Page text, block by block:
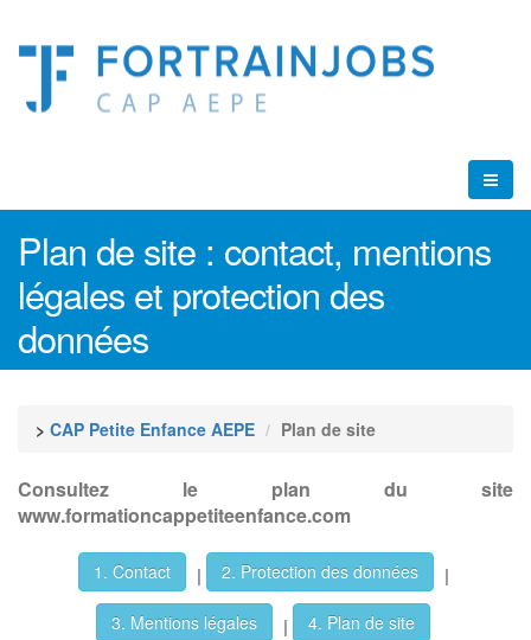
Plan de site : contact, mentions
légales et protection des
données
> CAP Petite Enfance AEPE Plan de site
Consultez le plan du site
www.formationcappetiteenfance.com
1. Contact | 2. Protection des données
|
3. Mentions légales
| 4. Plan de site